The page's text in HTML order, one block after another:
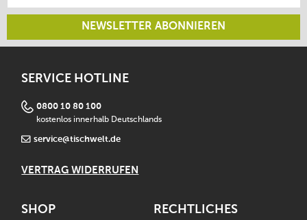
NEWSLETTER ABONNIEREN
SERVICE HOTLINE
0800 10 80 100
kostenlos innerhalb Deutschlands
service@tischwelt.de
VERTRAG WIDERRUFEN
SHOP RECHTLICHES